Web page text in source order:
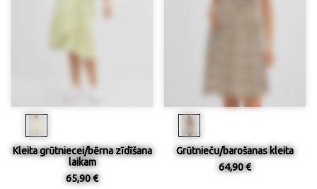
Kleita grūtniecei/bērna zīdīšana
laikam
65,90 €
Grūtnieču/barošanas kleita
64,90 €